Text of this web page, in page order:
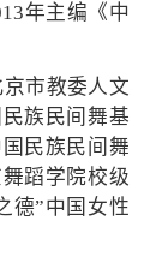
年主编《中
市教委人文
族民间舞基
民族民间舞
蹈学院校级
德”中国女性